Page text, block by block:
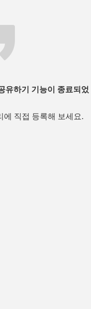
유하기 기능이 종료되었
에 직접 등록해 보세요.